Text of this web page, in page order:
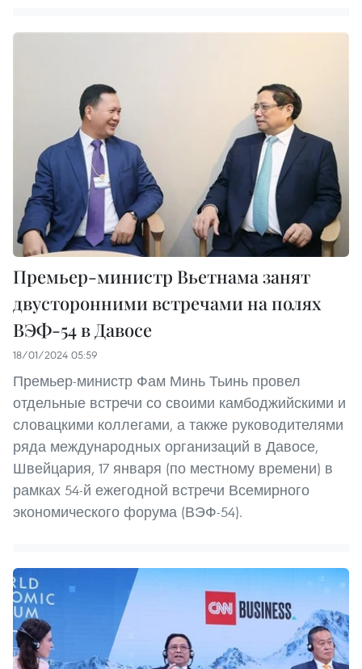
Премьер-министр Вьетнама занят
двусторонними встречами на полях
ВЭФ-54 в Давосе
18/01/2024 05:59
Премьер-министр Фам Минь Тьинь провел
отдельные встречи со своими камбоджийскими и
словацкими коллегами, а также руководителями
ряда международных организаций в Давосе,
Швейцария, 17 января (по местному времени) в
рамках 54-й ежегодной встречи Всемирного
экономического форума (ВЭФ-54).